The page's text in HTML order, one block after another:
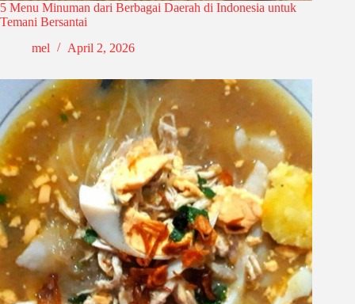
5 Menu Minuman dari Berbagai Daerah di Indonesia untuk
Temani Bersantai
mel
April 2, 2026